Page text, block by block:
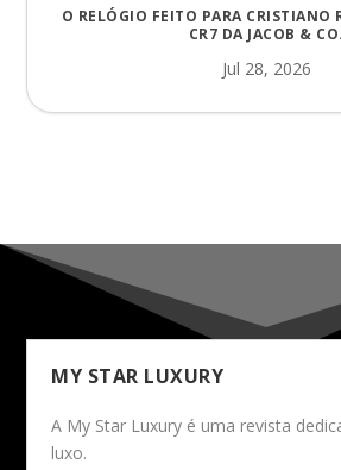
O RELÓGIO FEITO PARA CRISTIANO
CR7 DA JACOB & CO.
Jul 28, 2026
MY STAR LUXURY
A My Star Luxury é uma revista
luxo.